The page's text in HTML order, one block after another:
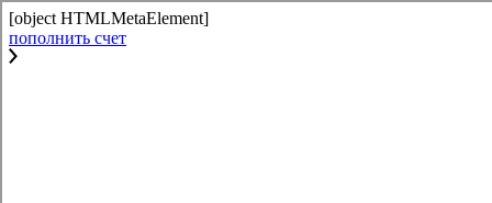
[object HTMLMetaElement]
пополнить счет